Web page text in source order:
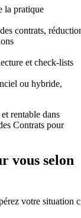
la pratique
contrats,
et check-lists
ou hybride,
rentable dans
Contrats pour
vous selon
votre situation